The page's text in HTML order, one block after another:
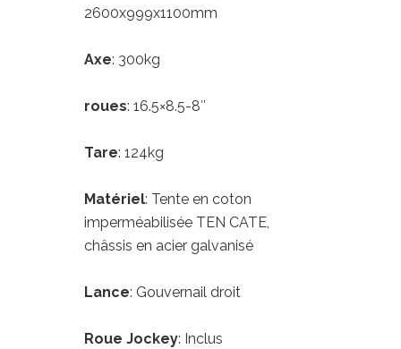
2600x999x1100mm
Axe: 300kg
roues: 16.5×8.5-8″
Tare: 124kg
Matériel: Tente en coton
imperméabilisée TEN CATE,
châssis en acier galvanisé
Lance: Gouvernail droit
Roue Jockey: Inclus